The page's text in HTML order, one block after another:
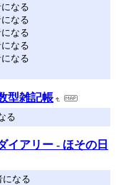
なる
なる
なる
なる
なる
型雑記帳
る
イアリー - ほその日
になる